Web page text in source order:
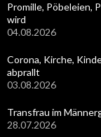
Promille, Pöbeleien,
wird
04.08.2026
Corona, Kirche,
abprallt
03.08.2026
Transfrau im
28.07.2026